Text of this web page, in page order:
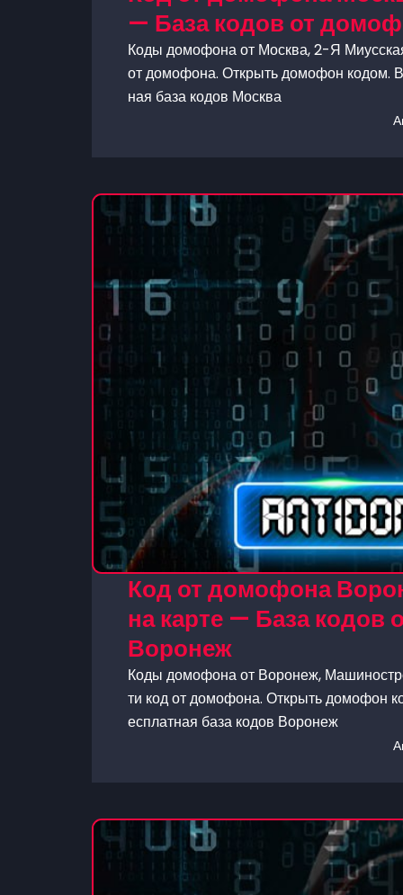
— База кодов от
Коды домофона от Москва, 2-Я
от домофона. Открыть домофон кодом.
ная база кодов Москва
Код от домофона
на карте — База
Воронеж
Коды домофона от Воронеж,
ти код от домофона. Открыть домофон
есплатная база кодов Воронеж